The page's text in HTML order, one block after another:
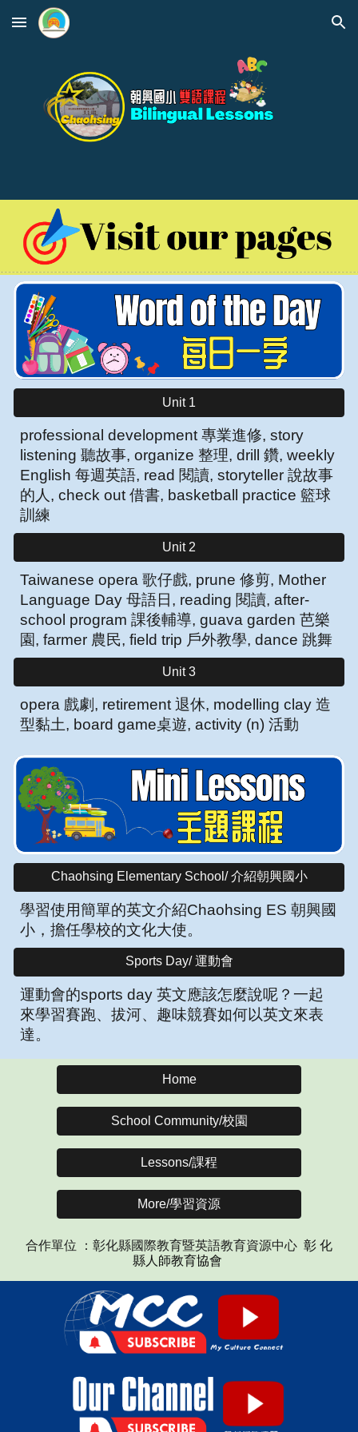
Skip to main content Skip to navigation
Unit 1
professional development 專業進修, story
listening 聽故事, organize 整理, drill 鑽, weekly
English 每週英語, read 閱讀, storyteller 說故事
的人, check out 借書, basketball practice 籃球
訓練
Unit 2
Taiwanese opera 歌仔戲, prune 修剪, Mother
Language Day 母語日, reading 閱讀, after-
school program 課後輔導, guava garden 芭樂
園, farmer 農民, field trip 戶外教學, dance 跳舞
Unit 3
opera 戲劇, retirement 退休, modelling clay 造
型黏土, board game桌遊, activity (n) 活動
Chaohsing Elementary School/ 介紹朝興國小
學習使用簡單的英文介紹Chaohsing ES 朝興國
小，擔任學校的文化大使。
Sports Day/ 運動會
運動會的sports day 英文應該怎麼說呢？一起
來學習賽跑、拔河、趣味競賽如何以英文來表
達。
Home
School Community/校園
Lessons/課程
More/學習資源
合作單位 ：彰化縣國際教育暨英語教育資源中心 彰 化
縣人師教育協會